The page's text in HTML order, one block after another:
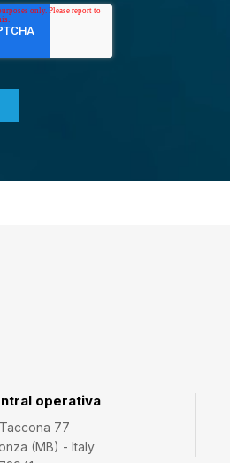
operativa
77
(MB) - Italy